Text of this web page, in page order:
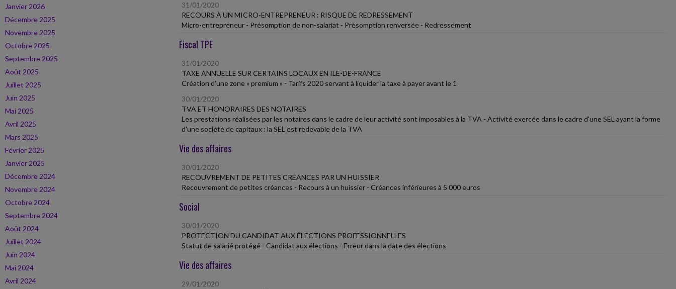
Janvier 2026
Décembre 2025
Novembre 2025
Octobre 2025
Septembre 2025
Août 2025
Juillet 2025
Juin 2025
Mai 2025
Avril 2025
Mars 2025
Février 2025
Janvier 2025
Décembre 2024
Novembre 2024
Octobre 2024
Septembre 2024
Août 2024
Juillet 2024
Juin 2024
Mai 2024
Avril 2024
31/01/2020
RECOURS À UN MICRO-ENTREPRENEUR : RISQUE DE REDRESSEMENT
Micro-entrepreneur - Présomption de non-salariat - Présomption renversée - Redressement
Fiscal TPE
31/01/2020
TAXE ANNUELLE SUR CERTAINS LOCAUX EN ILE-DE-FRANCE
Création d'une zone « premium » - Tarifs 2020 servant à liquider la taxe à payer avant le 1
30/01/2020
TVA ET HONORAIRES DES NOTAIRES
Les prestations réalisées par les notaires dans le cadre de leur activité sont imposables à la TVA - Activité exercée dans le cadre d'une SEL ayant la forme
d'une société de capitaux : la SEL est redevable de la TVA
Vie des affaires
30/01/2020
RECOUVREMENT DE PETITES CRÉANCES PAR UN HUISSIER
Recouvrement de petites créances - Recours à un huissier - Créances inférieures à 5 000 euros
Social
30/01/2020
PROTECTION DU CANDIDAT AUX ÉLECTIONS PROFESSIONNELLES
Statut de salarié protégé - Candidat aux élections - Erreur dans la date des élections
Vie des affaires
29/01/2020